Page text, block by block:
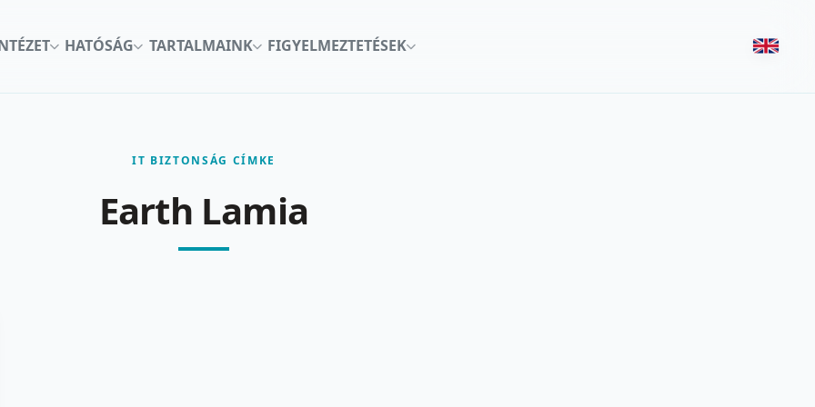
HATÓSÁG TARTALMAINK FIGYELMEZTETÉSEK
IT BIZTONSÁG CÍMKE
Earth Lamia